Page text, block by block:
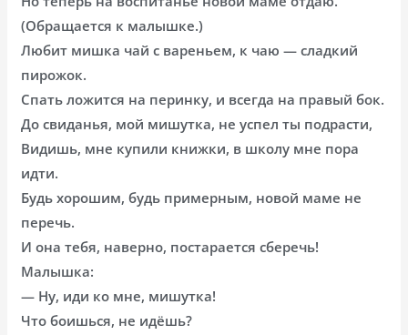
(Обращается к малышке.)
Любит мишка чай с вареньем, к чаю — сладкий
пирожок.
Спать ложится на перинку, и всегда на правый бок.
До свиданья, мой мишутка, не успел ты подрасти,
Видишь, мне купили книжки, в школу мне пора
идти.
Будь хорошим, будь примерным, новой маме не
перечь.
И она тебя, наверно, постарается сберечь!
Малышка:
— Ну, иди ко мне, мишутка!
Что боишься, не идёшь?